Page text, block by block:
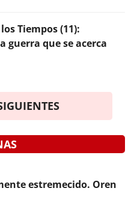
Tiempos (11):
guerra que se acerca
estremecido. Oren